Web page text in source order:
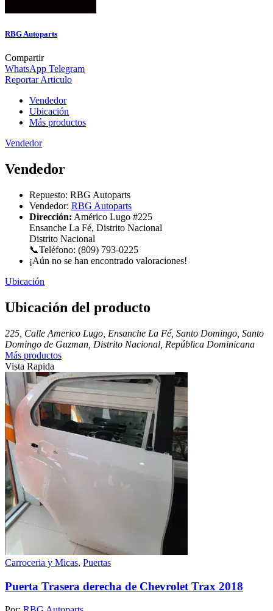
RBG Autoparts
Compartir
WhatsApp Telegram
Reportar Articulo
Vendedor
Ubicación
Más productos
Vendedor
Vendedor
Repuesto: RBG Autoparts
Vendedor: RBG Autoparts
Dirección: Américo Lugo #225
Ensanche La Fé, Distrito Nacional
Distrito Nacional
📞Teléfono: (809) 793-0225
¡Aún no se han encontrado valoraciones!
Ubicación
Ubicación del producto
225, Calle Americo Lugo, Ensanche La Fé, Santo Domingo, Santo
Domingo de Guzman, Distrito Nacional, República Dominicana
Más productos
Vista Rapida
Carroceria y Micas, Puertas
Puerta Trasera derecha de Chevrolet Trax 2018